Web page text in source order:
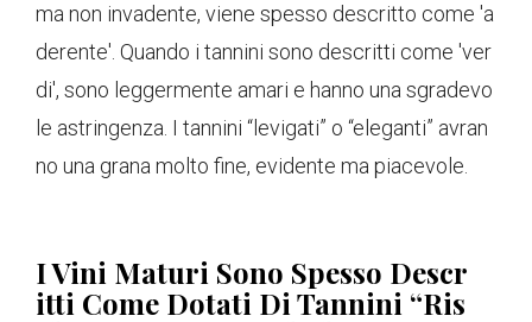
ma non invadente, viene spesso descritto come 'a
derente'. Quando i tannini sono descritti come 'ver
di', sono leggermente amari e hanno una sgradevo
le astringenza. I tannini “levigati” o “eleganti” avran
no una grana molto fine, evidente ma piacevole.
I Vini Maturi Sono Spesso Descr
Itti Come Dotati Di Tannini “ris